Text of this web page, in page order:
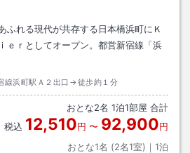
ふれる現代が共存する日本橋浜町にＫ
ｅｒとしてオープン。都営新宿線「浜
線浜町駅Ａ２出口→徒歩約１分
おとな2名 1泊1部屋 合計
税込 12,510円 〜 92,900円
おとな1名 (2名1室)｜ 1泊